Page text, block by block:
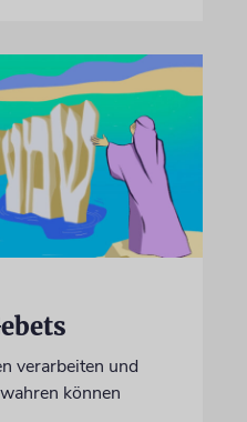
verarbeiten und
können